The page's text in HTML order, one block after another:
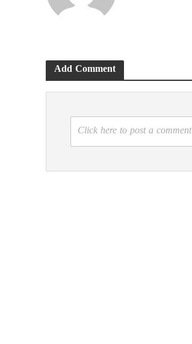
Add Comment
Click here to post a comment